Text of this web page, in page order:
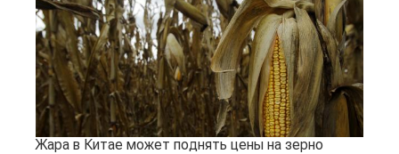
Жара в Китае может поднять цены на зерно